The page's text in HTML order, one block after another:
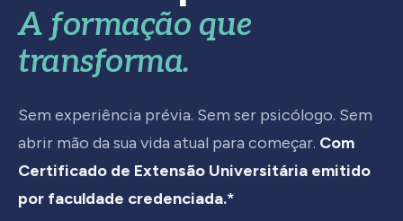
A formação que
transforma.
Sem experiência prévia. Sem ser psicólogo. Sem
abrir mão da sua vida atual para começar. Com
Certificado de Extensão Universitária emitido
por faculdade credenciada.*